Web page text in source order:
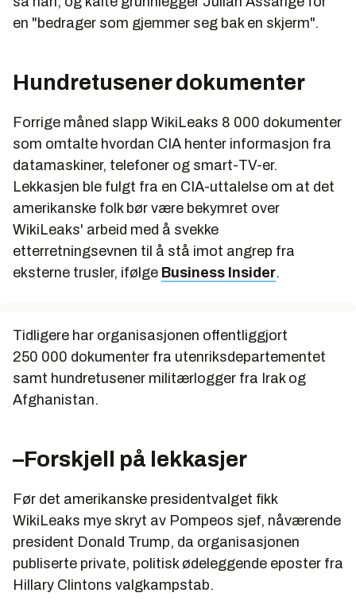
en "bedrager som gjemmer seg bak en skjerm".
Hundretusener dokumenter
Forrige måned slapp WikiLeaks 8 000 dokumenter
som omtalte hvordan CIA henter informasjon fra
datamaskiner, telefoner og smart-TV-er.
Lekkasjen ble fulgt fra en CIA-uttalelse om at det
amerikanske folk bør være bekymret over
WikiLeaks' arbeid med å svekke
etterretningsevnen til å stå imot angrep fra
eksterne trusler, ifølge Business Insider.
Tidligere har organisasjonen offentliggjort
250 000 dokumenter fra utenriksdepartementet
samt hundretusener militærlogger fra Irak og
Afghanistan.
–Forskjell på lekkasjer
Før det amerikanske presidentvalget fikk
WikiLeaks mye skryt av Pompeos sjef, nåværende
president Donald Trump, da organisasjonen
publiserte private, politisk ødeleggende eposter fra
Hillary Clintons valgkampstab.